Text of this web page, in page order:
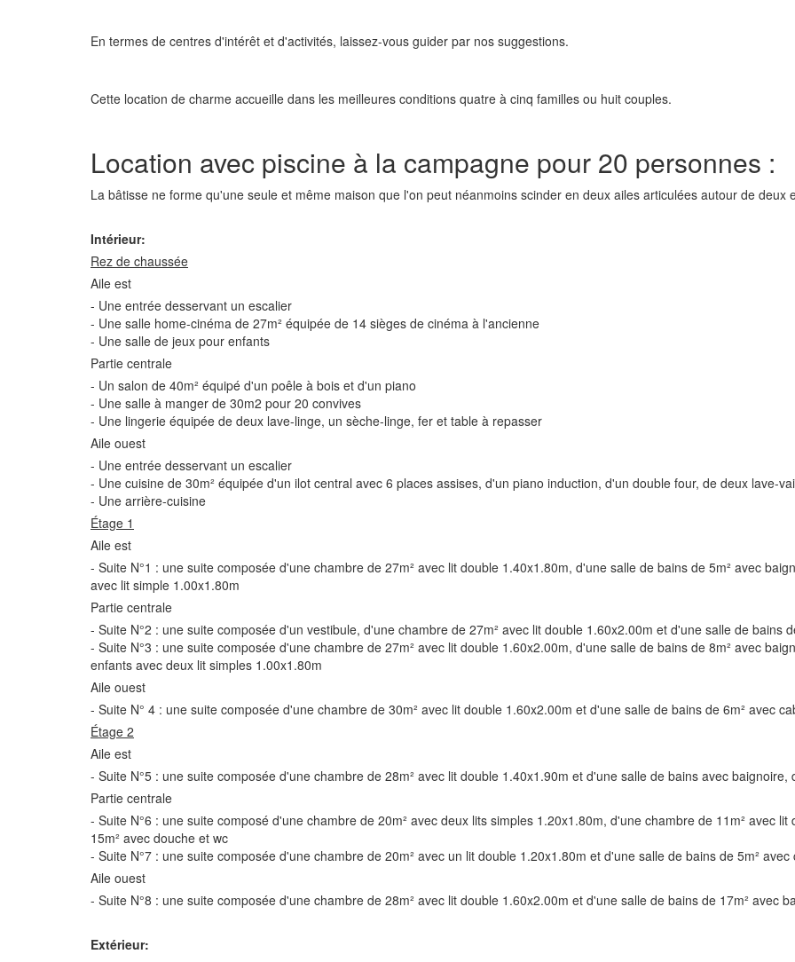
En termes de centres d'intérêt et d'activités, laissez-vous guider par nos suggestions.
Cette location de charme accueille dans les meilleures conditions quatre à cinq familles ou huit couples.
Location avec piscine à la campagne pour 20 personnes :
La bâtisse ne forme qu'une seule et même maison que l'on peut néanmoins scinder en deux ailes articulées autour de
Intérieur:
Rez de chaussée
Aile est
- Une entrée desservant un escalier
- Une salle home-cinéma de 27m² équipée de 14 sièges de cinéma à l'ancienne
- Une salle de jeux pour enfants
Partie centrale
- Un salon de 40m² équipé d'un poêle à bois et d'un piano
- Une salle à manger de 30m2 pour 20 convives
- Une lingerie équipée de deux lave-linge, un sèche-linge, fer et table à repasser
Aile ouest
- Une entrée desservant un escalier
- Une cuisine de 30m² équipée d'un ilot central avec 6 places assises, d'un piano induction, d'un double four, de deux lave-
- Une arrière-cuisine
Étage 1
Aile est
- Suite N°1 : une suite composée d'une chambre de 27m² avec lit double 1.40x1.80m, d'une salle de bains de 5m² avec
avec lit simple 1.00x1.80m
Partie centrale
- Suite N°2 : une suite composée d'un vestibule, d'une chambre de 27m² avec lit double 1.60x2.00m et d'une salle de bains
- Suite N°3 : une suite composée d'une chambre de 27m² avec lit double 1.60x2.00m, d'une salle de bains de 8m² avec
enfants avec deux lit simples 1.00x1.80m
Aile ouest
- Suite N° 4 : une suite composée d'une chambre de 30m² avec lit double 1.60x2.00m et d'une salle de bains de 6m² avec
Étage 2
Aile est
- Suite N°5 : une suite composée d'une chambre de 28m² avec lit double 1.40x1.90m et d'une salle de bains avec baignoire,
Partie centrale
- Suite N°6 : une suite composé d'une chambre de 20m² avec deux lits simples 1.20x1.80m, d'une chambre de 11m² avec
15m² avec douche et wc
- Suite N°7 : une suite composée d'une chambre de 20m² avec un lit double 1.20x1.80m et d'une salle de bains de 5m²
Aile ouest
- Suite N°8 : une suite composée d'une chambre de 28m² avec lit double 1.60x2.00m et d'une salle de bains de 17m² avec
Extérieur: